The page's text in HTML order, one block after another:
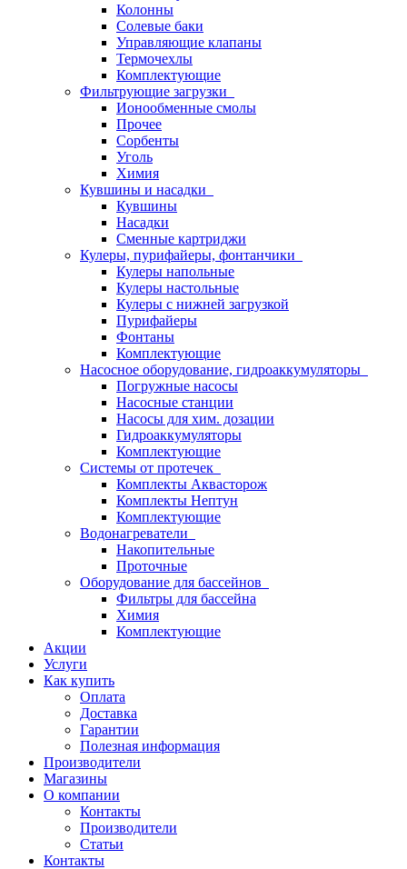
Колонны
Солевые баки
Управляющие клапаны
Термочехлы
Комплектующие
Фильтрующие загрузки
Ионообменные смолы
Прочее
Сорбенты
Уголь
Химия
Кувшины и насадки
Кувшины
Насадки
Сменные картриджи
Кулеры, пурифайеры, фонтанчики
Кулеры напольные
Кулеры настольные
Кулеры с нижней загрузкой
Пурифайеры
Фонтаны
Комплектующие
Насосное оборудование, гидроаккумуляторы
Погружные насосы
Насосные станции
Насосы для хим. дозации
Гидроаккумуляторы
Комплектующие
Системы от протечек
Комплекты Аквасторож
Комплекты Нептун
Комплектующие
Водонагреватели
Накопительные
Проточные
Оборудование для бассейнов
Фильтры для бассейна
Химия
Комплектующие
Акции
Услуги
Как купить
Оплата
Доставка
Гарантии
Полезная информация
Производители
Магазины
О компании
Контакты
Производители
Статьи
Контакты